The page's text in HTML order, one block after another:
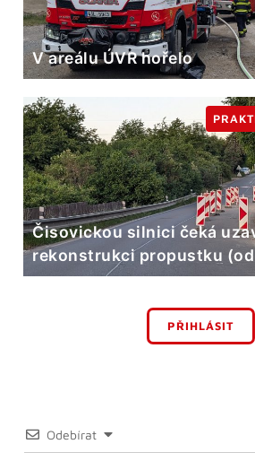
V areálu ÚVR hořelo
Čisovickou silnici čeká
rekonstrukci propustku (od
PŘIHLÁSIT
Odebírat